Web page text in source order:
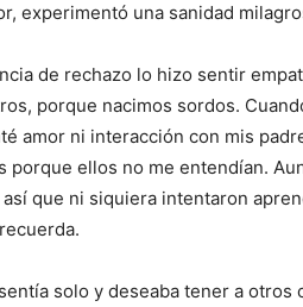
experimentó una sanidad
de rechazo lo hizo sentir
porque nacimos sordos.
amor ni interacción con mis
porque ellos no me entendían.
que ni siquiera intentaron
solo y deseaba tener a